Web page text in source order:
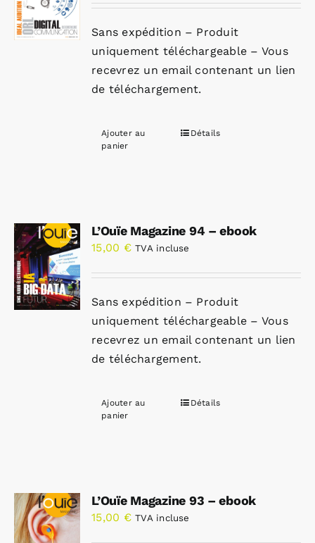
Sans expédition – Produit
uniquement téléchargeable – Vous
recevrez un email contenant un lien
de téléchargement.
Ajouter au
panier
Détails
L’Ouïe Magazine 94 – ebook
15,00 € TVA incluse
Sans expédition – Produit
uniquement téléchargeable – Vous
recevrez un email contenant un lien
de téléchargement.
Ajouter au
panier
Détails
L’Ouïe Magazine 93 – ebook
15,00 € TVA incluse